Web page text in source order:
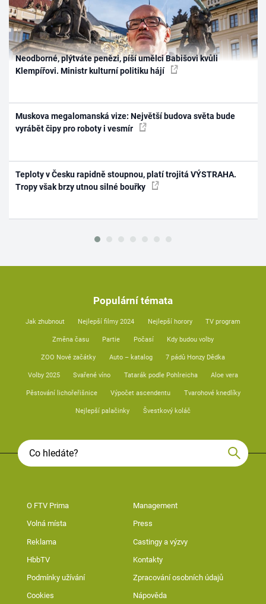
Neodborné, plýtváte penězi, píší umělci Babišovi kvůli
Klempířovi. Ministr kulturní politiku hájí
Muskova megalomanská vize: Největší budova světa bude
vyrábět čipy pro roboty i vesmír
Teploty v Česku rapidně stoupnou, platí trojitá VÝSTRAHA.
Tropy však brzy utnou silné bouřky
Populární témata
Jak zhubnout Nejlepší filmy 2024 Nejlepší horory TV program
Změna času Partie Počasí Kdy budou volby
ZOO Nové začátky Auto – katalog 7 pádů Honzy Dědka
Volby 2025 Svařené víno Tatarák podle Pohlreicha Aloe vera
Pěstování lichořeřišnice Výpočet ascendentu Tvarohové knedlíky
Nejlepší palačinky Švestkový koláč
O FTV Prima Management
Volná místa Press
Reklama Castingy a výzvy
HbbTV Kontakty
Podmínky užívání Zpracování osobních údajů
Cookies Nápověda